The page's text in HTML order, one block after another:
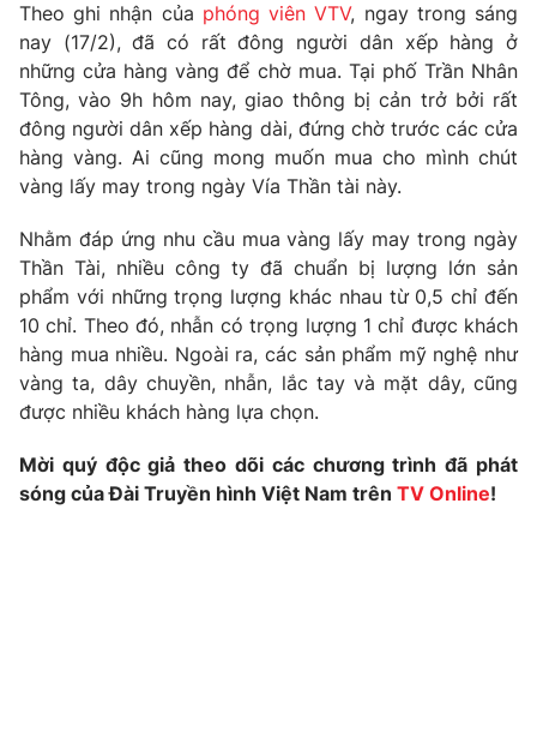
Khán giả
Giải sao mai
Âm nhạc
Sao
Du lịch
Làm đẹp
Chất lượng cuộc sống
Giáo dục
Tuyển sinh
Học trực tuyến
Công nghệ
Hitech Công nghệ tương lai
Sản phẩm
Thị trường
Tư vấn
Giao lưu trực tuyến
Lịch phát sóng
Chuyên mục khác
Emagazine Podcast
Photo Infographic
Theo ghi nhận của phóng viên VTV, ngay trong sáng
nay (17/2), đã có rất đông người dân xếp hàng ở
những cửa hàng vàng để chờ mua. Tại phố Trần Nhân
Tông, vào 9h hôm nay, giao thông bị cản trở bởi rất
đông người dân xếp hàng dài, đứng chờ trước các cửa
hàng vàng. Ai cũng mong muốn mua cho mình chút
vàng lấy may trong ngày Vía Thần tài này.
Nhằm đáp ứng nhu cầu mua vàng lấy may trong ngày
Thần Tài, nhiều công ty đã chuẩn bị lượng lớn sản
phẩm với những trọng lượng khác nhau từ 0,5 chỉ đến
10 chỉ. Theo đó, nhẫn có trọng lượng 1 chỉ được khách
hàng mua nhiều. Ngoài ra, các sản phẩm mỹ nghệ như
vàng ta, dây chuyền, nhẫn, lắc tay và mặt dây, cũng
được nhiều khách hàng lựa chọn.
Mời quý độc giả theo dõi các chương trình đã phát
sóng của Đài Truyền hình Việt Nam trên TV Online!